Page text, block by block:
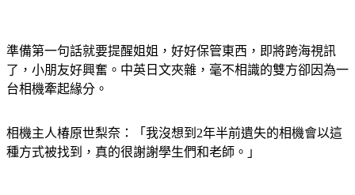
準備第一句話就要提醒姐姐，好好保管東西，即將跨海視訊
了，小朋友好興奮。中英日文夾雜，毫不相識的雙方卻因為一
相機主人椿原世梨奈：「我沒想到2年半前遺失的相機會以這